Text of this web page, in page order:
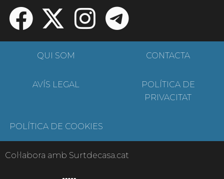
QUI SOM CONTACTA
AVÍS LEGAL
POLÍTICA DE
PRIVACITAT
POLÍTICA DE COOKIES
Col·labora amb Surtdecasa.cat